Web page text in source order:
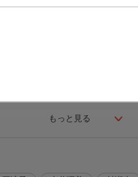
もっと見る
が、メカボットとアマトの友達
!